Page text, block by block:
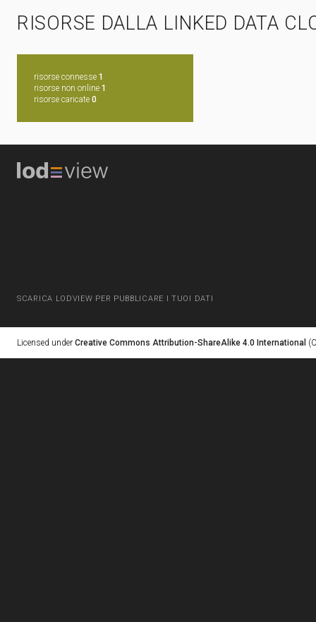
RISORSE DALLA LINKED DATA
risorse connesse 1
risorse non online 1
risorse caricate 0
SCARICA LODVIEW PER PUBBLICARE I TUOI DATI
Licensed under Creative Commons Attribution-ShareAlike 4.0 International